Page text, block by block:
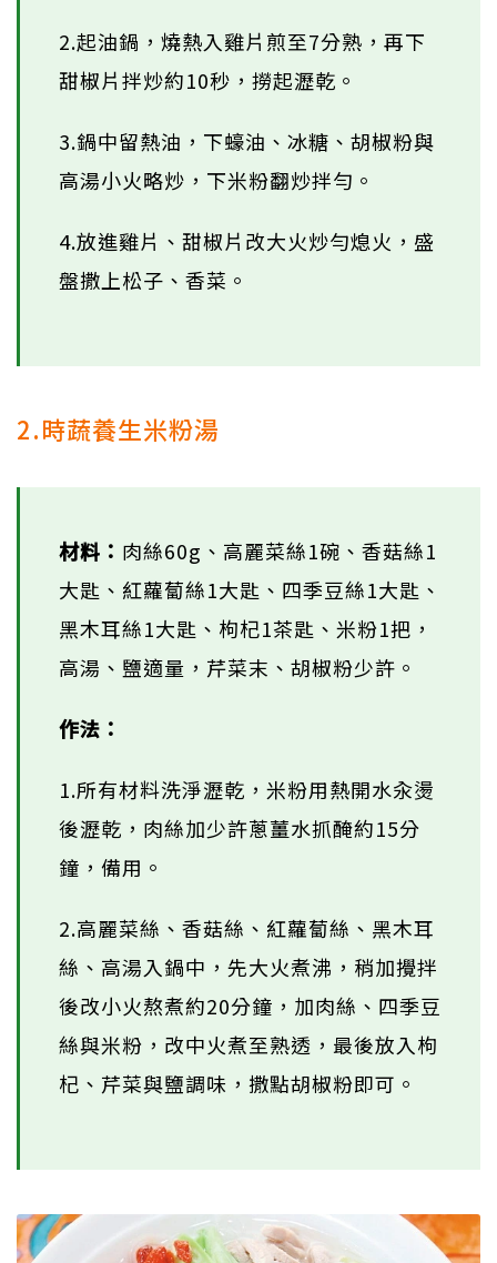
2.起油鍋，燒熱入雞片煎至7分熟，再下
甜椒片拌炒約10秒，撈起瀝乾。
3.鍋中留熱油，下蠔油、冰糖、胡椒粉與
高湯小火略炒，下米粉翻炒拌勻。
4.放進雞片、甜椒片改大火炒勻熄火，盛
盤撒上松子、香菜。
2.時蔬養生米粉湯
材料： 肉絲60g、高麗菜絲1碗、香菇絲1
大匙、紅蘿蔔絲1大匙、四季豆絲1大匙、
黑木耳絲1大匙、枸杞1茶匙、米粉1把，
高湯、鹽適量，芹菜末、胡椒粉少許。
作法：
1.所有材料洗淨瀝乾，米粉用熱開水汆燙
後瀝乾，肉絲加少許蔥薑水抓醃約15分
鐘，備用。
2.高麗菜絲、香菇絲、紅蘿蔔絲、黑木耳
絲、高湯入鍋中，先大火煮沸，稍加攪拌
後改小火熬煮約20分鐘，加肉絲、四季豆
絲與米粉，改中火煮至熟透，最後放入枸
杞、芹菜與鹽調味，撒點胡椒粉即可。